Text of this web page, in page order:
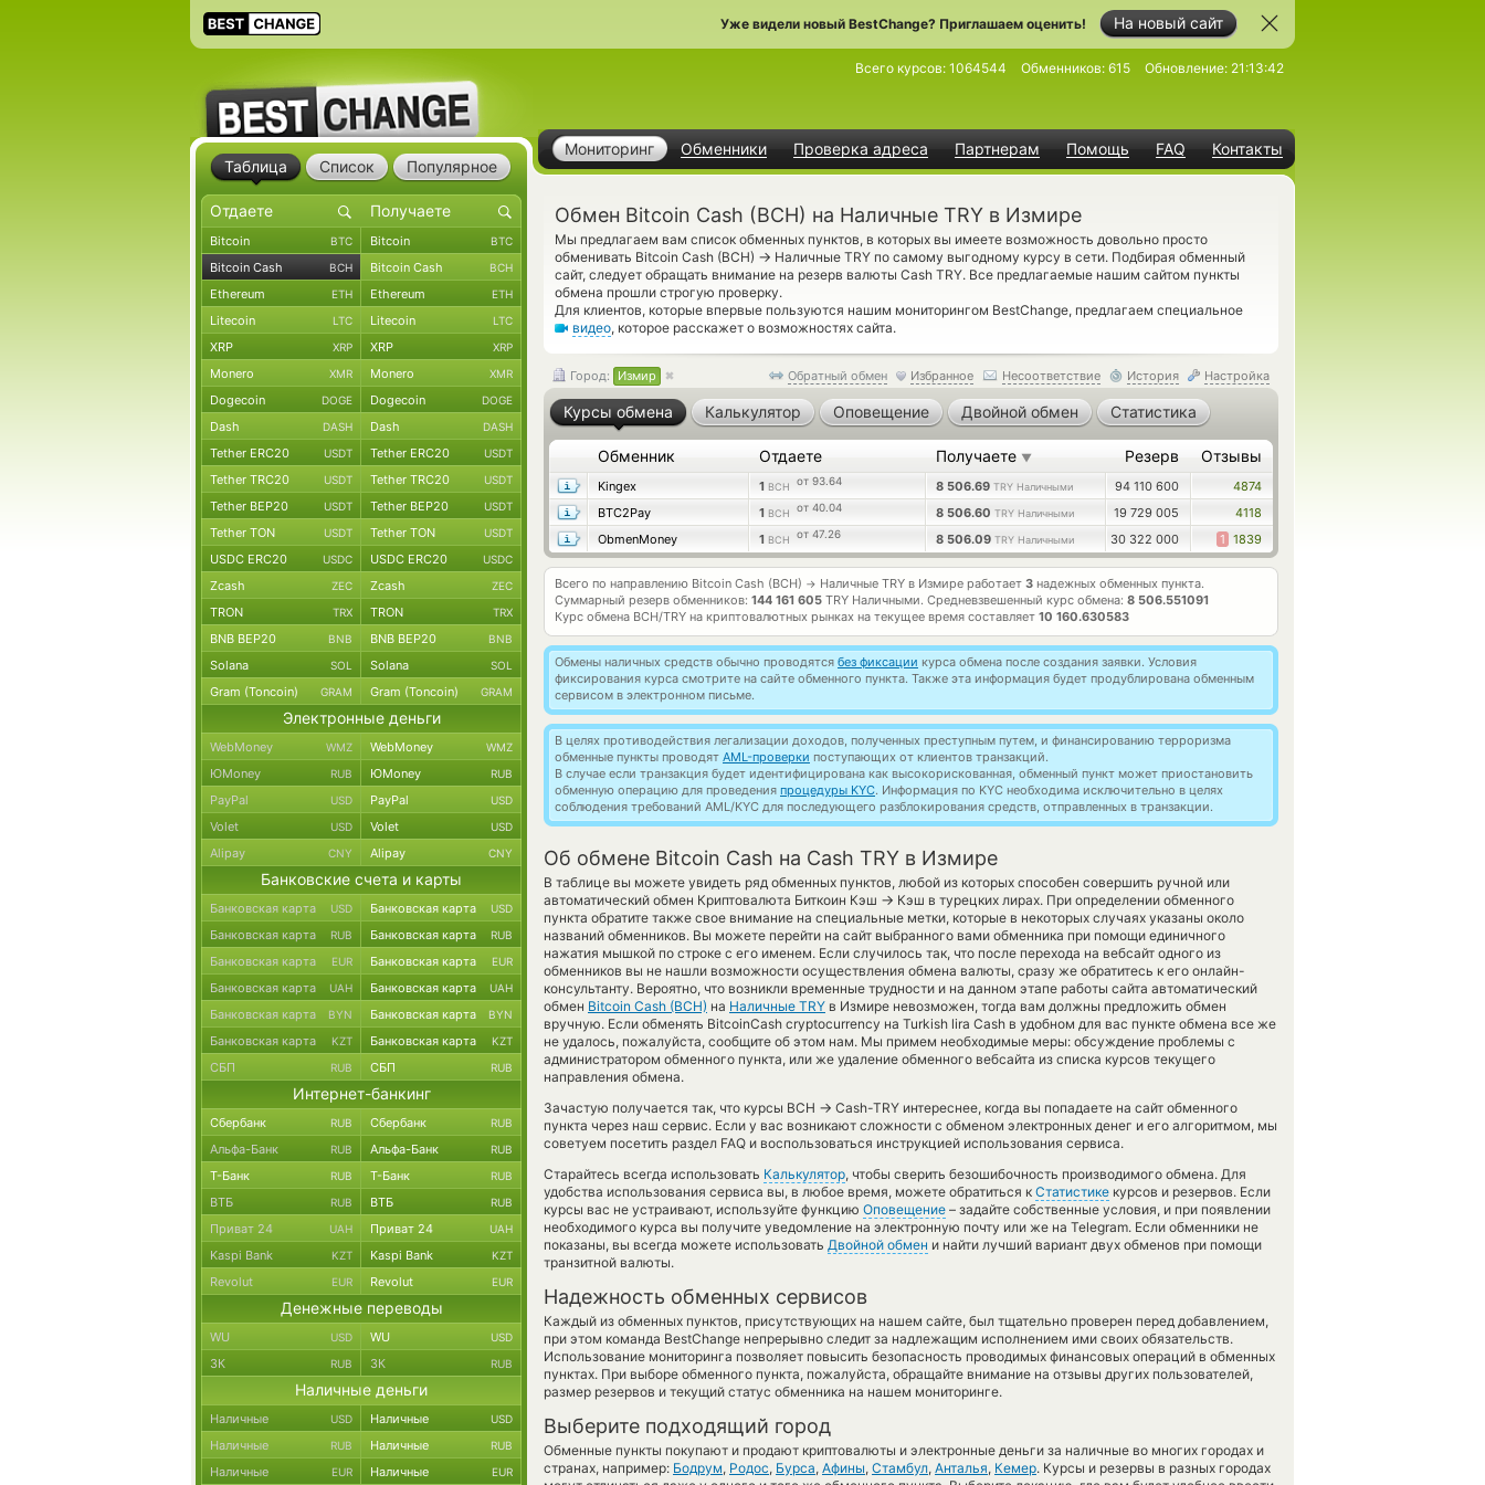
На новый сайт
Уже видели новый BestChange? Приглашаем оценить!
Мониторинг Обменники Проверка адреса Партнерам Помощь FAQ Контакты
Всего курсов: 1064544 Обменников: 615 Обновление: 21:13:42
Обмен Bitcoin Cash (BCH) на Наличные TRY в Измире
Мы предлагаем вам список обменных пунктов, в которых вы имеете возможность довольно просто
обменивать Bitcoin Cash (BCH) → Наличные TRY по самому выгодному курсу в сети. Подбирая обменный
сайт, следует обращать внимание на резерв валюты Cash TRY. Все предлагаемые нашим сайтом пункты
обмена прошли строгую проверку.
Для клиентов, которые впервые пользуются нашим мониторингом BestChange, предлагаем специальное
видео, которое расскажет о возможностях сайта.
Обратный обмен Избранное Несоответствие История Настройка
Город: Измир
Курсы обмена Калькулятор Оповещение Двойной обмен Статистика
Обменник Отдаете Получаете ▼ Резерв Отзывы
Kingex 1 BCH от 93.64 8 506.69 TRY Наличными 94 110 600
4874
BTC2Pay
1 BCH от 40.04 8 506.60 TRY Наличными 19 729 005
4118
ObmenMoney
1 BCH от 47.26 8 506.09 TRY Наличными 30 322 000 1 1839
Всего по направлению Bitcoin Cash (BCH) → Наличные TRY в Измире работает 3 надежных обменных пункта.
Суммарный резерв обменников: 144 161 605 TRY Наличными. Средневзвешенный курс обмена: 8 506.551091
Курс обмена BCH/TRY на криптовалютных рынках на текущее время составляет 10 160.630583
Обмены наличных средств обычно проводятся без фиксации курса обмена после создания заявки. Условия
фиксирования курса смотрите на сайте обменного пункта. Также эта информация будет продублирована обменным
сервисом в электронном письме.
В целях противодействия легализации доходов, полученных преступным путем, и финансированию терроризма
обменные пункты проводят AML-проверки поступающих от клиентов транзакций.
В случае если транзакция будет идентифицирована как высокорискованная, обменный пункт может приостановить
обменную операцию для проведения процедуры KYC. Информация по KYC необходима исключительно в целях
соблюдения требований AML/KYC для последующего разблокирования средств, отправленных в транзакции.
Об обмене Bitcoin Cash на Cash TRY в Измире
В таблице вы можете увидеть ряд обменных пунктов, любой из которых способен совершить ручной или
автоматический обмен Криптовалюта Биткоин Кэш → Кэш в турецких лирах. При определении обменного
пункта обратите также свое внимание на специальные метки, которые в некоторых случаях указаны около
названий обменников. Вы можете перейти на сайт выбранного вами обменника при помощи единичного
нажатия мышкой по строке с его именем. Если случилось так, что после перехода на вебсайт одного из
обменников вы не нашли возможности осуществления обмена валюты, сразу же обратитесь к его онлайн-
консультанту. Вероятно, что возникли временные трудности и на данном этапе работы сайта автоматический
обмен Bitcoin Cash (BCH) на Наличные TRY в Измире невозможен, тогда вам должны предложить обмен
вручную. Если обменять BitcoinCash cryptocurrency на Turkish lira Cash в удобном для вас пункте обмена все же
не удалось, пожалуйста, сообщите об этом нам. Мы примем необходимые меры: обсуждение проблемы с
администратором обменного пункта, или же удаление обменного вебсайта из списка курсов текущего
направления обмена.
Зачастую получается так, что курсы BCH → Cash-TRY интереснее, когда вы попадаете на сайт обменного
пункта через наш сервис. Если у вас возникают сложности с обменом электронных денег и его алгоритмом, мы
советуем посетить раздел FAQ и воспользоваться инструкцией использования сервиса.
Старайтесь всегда использовать Калькулятор, чтобы сверить безошибочность производимого обмена. Для
удобства использования сервиса вы, в любое время, можете обратиться к Статистике курсов и резервов. Если
курсы вас не устраивают, используйте функцию Оповещение – задайте собственные условия, и при появлении
необходимого курса вы получите уведомление на электронную почту или же на Telegram. Если обменники не
показаны, вы всегда можете использовать Двойной обмен и найти лучший вариант двух обменов при помощи
транзитной валюты.
Надежность обменных сервисов
Каждый из обменных пунктов, присутствующих на нашем сайте, был тщательно проверен перед добавлением,
при этом команда BestChange непрерывно следит за надлежащим исполнением ими своих обязательств.
Использование мониторинга позволяет повысить безопасность проводимых финансовых операций в обменных
пунктах. При выборе обменного пункта, пожалуйста, обращайте внимание на отзывы других пользователей,
размер резервов и текущий статус обменника на нашем мониторинге.
Выберите подходящий город
Обменные пункты покупают и продают криптовалюты и электронные деньги за наличные во многих городах и
странах, например: Бодрум, Родос, Бурса, Афины, Стамбул, Анталья, Кемер. Курсы и резервы в разных городах
Таблица Список Популярное
Bitcoin BTC Bitcoin BTC
Bitcoin Cash BCH Bitcoin Cash BCH
Ethereum ETH Ethereum ETH
Litecoin LTC Litecoin LTC
XRP XRP XRP XRP
Monero XMR Monero XMR
Dogecoin DOGE Dogecoin DOGE
Dash DASH Dash DASH
Tether ERC20 USDT Tether ERC20 USDT
Tether TRC20 USDT Tether TRC20 USDT
Tether BEP20 USDT Tether BEP20 USDT
Tether TON USDT Tether TON USDT
USDC ERC20 USDC USDC ERC20 USDC
Zcash ZEC Zcash ZEC
TRON TRX TRON TRX
BNB BEP20 BNB BNB BEP20 BNB
Solana SOL Solana SOL
Gram (Toncoin) GRAM Gram (Toncoin) GRAM
Электронные деньги
WebMoney WMZ WebMoney WMZ
ЮMoney RUB ЮMoney RUB
PayPal USD PayPal USD
Volet USD Volet USD
Alipay CNY Alipay CNY
Банковские счета и карты
Банковская карта USD Банковская карта USD
Банковская карта RUB Банковская карта RUB
Банковская карта EUR Банковская карта EUR
Банковская карта UAH Банковская карта UAH
Банковская карта BYN Банковская карта BYN
Банковская карта KZT Банковская карта KZT
СБП RUB СБП RUB
Интернет-банкинг
Сбербанк RUB Сбербанк RUB
Альфа-Банк RUB Альфа-Банк RUB
Т-Банк RUB Т-Банк RUB
ВТБ RUB ВТБ RUB
Приват 24 UAH Приват 24 UAH
Kaspi Bank KZT Kaspi Bank KZT
Revolut EUR Revolut EUR
Денежные переводы
WU USD WU USD
ЗК RUB ЗК RUB
Наличные деньги
Наличные USD Наличные USD
Наличные RUB Наличные RUB
Наличные EUR Наличные EUR